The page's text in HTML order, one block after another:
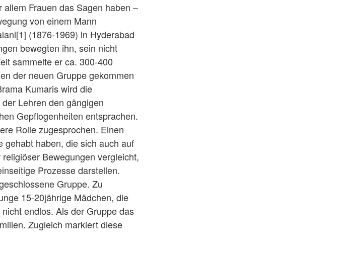
Frauen das Sagen haben –
von einem Mann
(1876-1969) in Hyderabad
bewegten ihn, sein nicht
sammelte er ca. 300-400
der neuen Gruppe gekommen
Kumaris wird die
Lehren den gängigen
Gepflogenheiten entsprachen.
Rolle zugesprochen. Einen
gehabt haben, die sich auch auf
Bewegungen vergleicht,
Prozesse darstellen.
Gruppe. Zu
15-20jährige Mädchen, die
endlos. Als der Gruppe das
Zugleich markiert diese